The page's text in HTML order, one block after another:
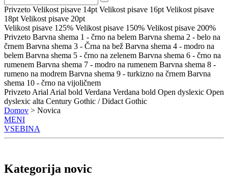
Privzeto Velikost pisave 14pt Velikost pisave 16pt Velikost pisave
18pt Velikost pisave 20pt
Velikost pisave 125% Velikost pisave 150% Velikost pisave 200%
Privzeto Barvna shema 1 - črno na belem Barvna shema 2 - belo na
črnem Barvna shema 3 - Črna na bež Barvna shema 4 - modro na
belem Barvna shema 5 - črno na zelenem Barvna shema 6 - črno na
rumenem Barvna shema 7 - modro na rumenem Barvna shema 8 -
rumeno na modrem Barvna shema 9 - turkizno na črnem Barvna
shema 10 - črno na vijoličnem
Privzeto Arial Arial bold Verdana Verdana bold Open dyslexic Open
dyslexic alta Century Gothic / Didact Gothic
Domov > Novica
MENI
VSEBINA
Kategorija novic